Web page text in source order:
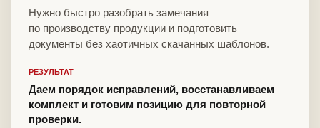
Нужно быстро разобрать замечания
по производству продукции и подготовить
документы без хаотичных скачанных шаблонов.
РЕЗУЛЬТАТ
Даем порядок исправлений, восстанавливаем
комплект и готовим позицию для повторной
проверки.